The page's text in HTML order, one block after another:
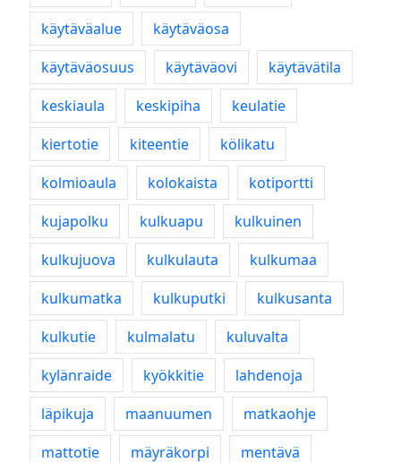
käytäväalue
käytäväosa
käytäväosuus
käytäväovi
käytävätila
keskiaula
keskipiha
keulatie
kiertotie
kiteentie
kölikatu
kolmioaula
kolokaista
kotiportti
kujapolku
kulkuapu
kulkuinen
kulkujuova
kulkulauta
kulkumaa
kulkumatka
kulkuputki
kulkusanta
kulkutie
kulmalatu
kuluvalta
kylänraide
kyökkitie
lahdenoja
läpikuja
maanuumen
matkaohje
mattotie
mäyräkorpi
mentävä